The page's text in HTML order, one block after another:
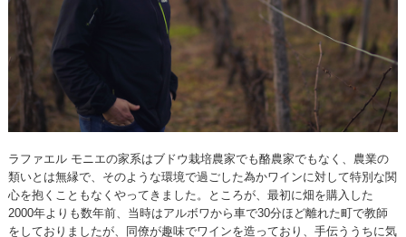
ラファエル モニエの家系はブドウ栽培農家でも酪農家でもなく、農業の
類いとは無縁で、そのような環境で過ごした為かワインに対して特別な関
心を抱くこともなくやってきました。ところが、最初に畑を購入した
2000年よりも数年前、当時はアルボワから車で30分ほど離れた町で教師
をしておりましたが、同僚が趣味でワインを造っており、手伝ううちに気